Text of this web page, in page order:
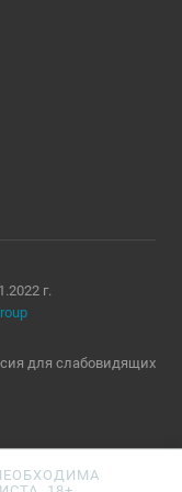
г.
для слабовидящих